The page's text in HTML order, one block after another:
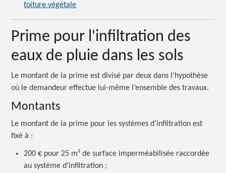
toiture végétale
Prime pour l'infiltration des
eaux de pluie dans les sols
Le montant de la prime est divisé par deux dans l’hypothèse
où le demandeur effectue lui-même l’ensemble des travaux.
Montants
Le montant de la prime pour les systèmes d’infiltration est
fixéà :
200 € pour25 m² de surface imperméabilisée raccordée
au systèmed’infiltration ;